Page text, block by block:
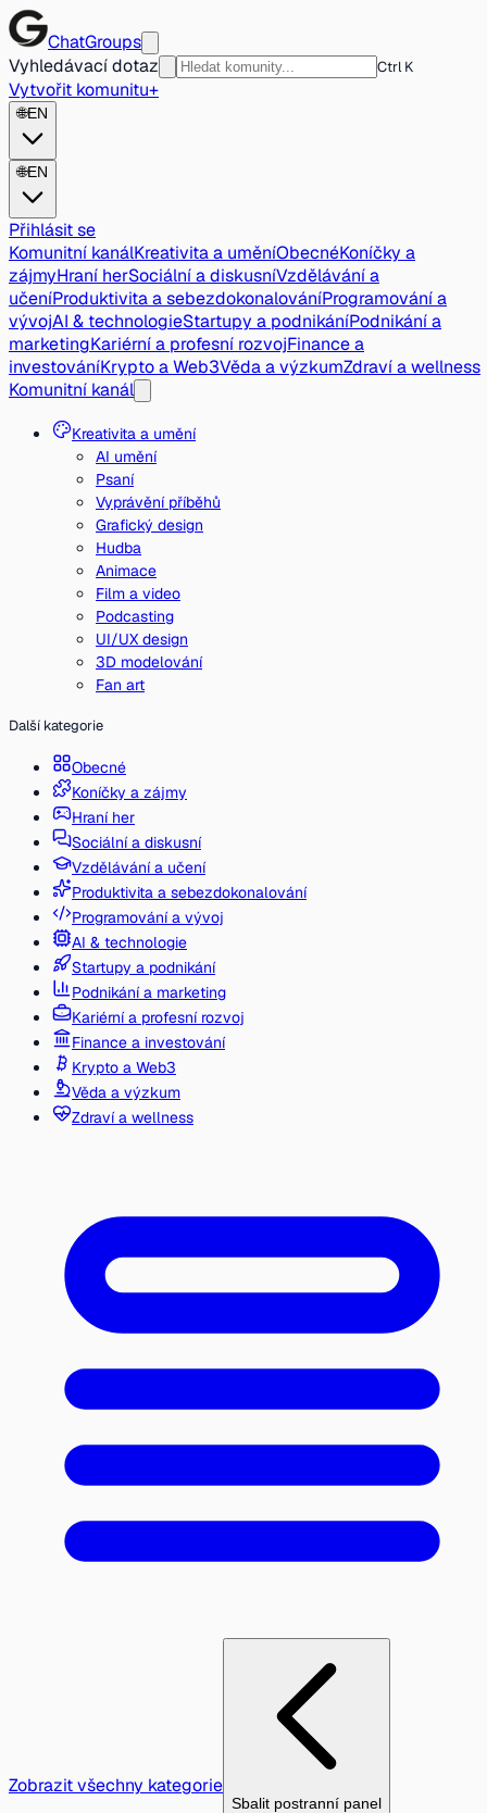
ChatGroups
Vyhledávací dotaz
Ctrl K
Vytvořit komunitu+
🌐EN
🌐EN
Přihlásit se
Komunitní kanálKreativita a uměníObecnéKoníčky a
zájmyHraní herSociální a diskusníVzdělávání a
učeníProduktivita a sebezdokonalováníProgramování a
vývojAI & technologieStartupy a podnikáníPodnikání a
marketingKariérní a profesní rozvojFinance a
investováníKrypto a Web3Věda a výzkumZdraví a wellness
Komunitní kanál
Kreativita a umění
AI umění
Psaní
Vyprávění příběhů
Grafický design
Hudba
Animace
Film a video
Podcasting
UI/UX design
3D modelování
Fan art
Další kategorie
Obecné
Koníčky a zájmy
Hraní her
Sociální a diskusní
Vzdělávání a učení
Produktivita a sebezdokonalování
Programování a vývoj
AI & technologie
Startupy a podnikání
Podnikání a marketing
Kariérní a profesní rozvoj
Finance a investování
Krypto a Web3
Věda a výzkum
Zdraví a wellness
Zobrazit všechny kategorie
Sbalit postranní panel